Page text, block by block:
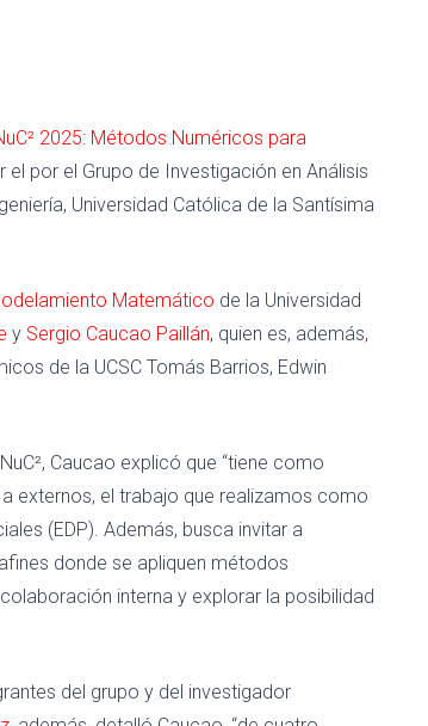
2025: Métodos Numéricos para
el por el Grupo de Investigación en Análisis
Universidad Católica de la Santísima
Matemático de la Universidad
y Sergio Caucao Paillán, quien es, además,
de la UCSC Tomás Barrios, Edwin
Caucao explicó que “tiene como
externos, el trabajo que realizamos como
(EDP). Además, busca invitar a
donde se apliquen métodos
interna y explorar la posibilidad
del grupo y del investigador